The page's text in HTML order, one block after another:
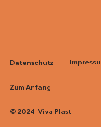
Datenschutz
Zum Anfang
© 2024 Viva Plast